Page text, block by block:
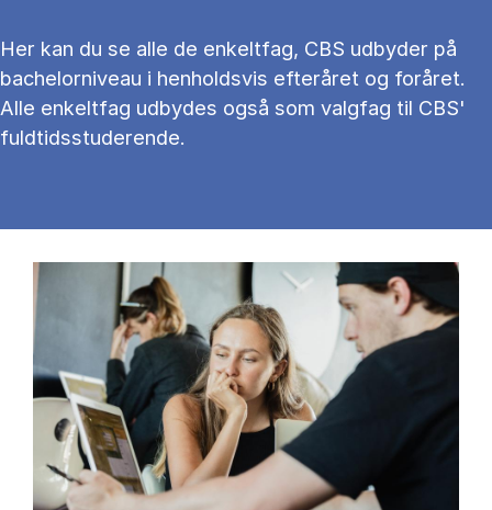
Her kan du se alle de enkeltfag, CBS udbyder på
bachelorniveau i henholdsvis efteråret og foråret.
Alle enkeltfag udbydes også som valgfag til CBS'
fuldtidsstuderende.